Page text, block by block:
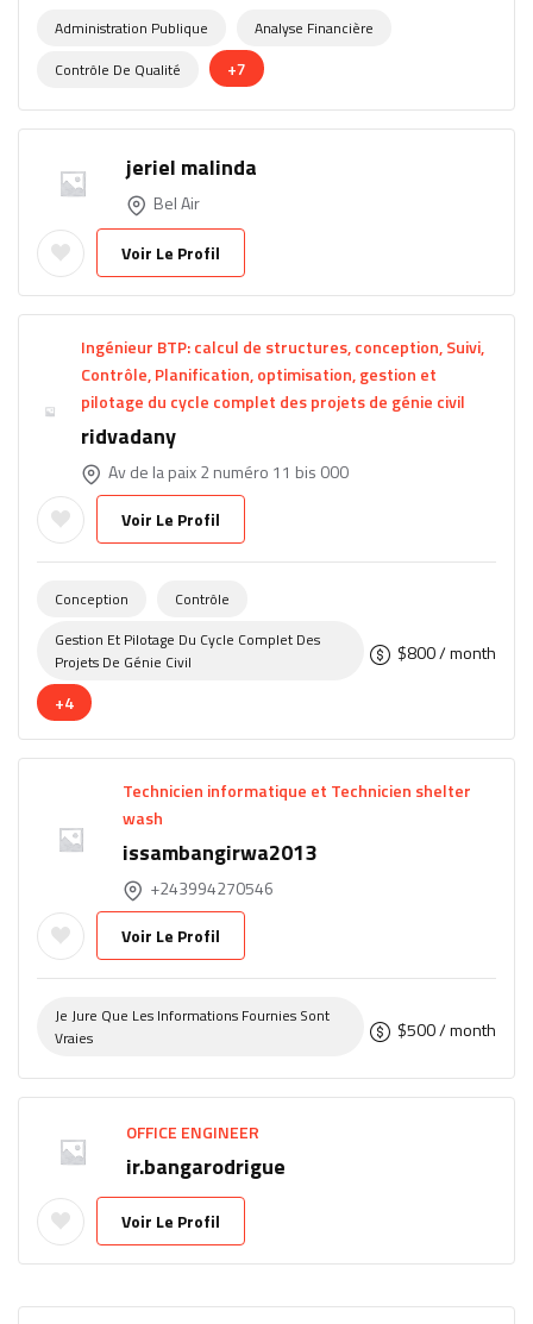
Administration Publique
Analyse Financière
Contrôle De Qualité
+7
jeriel malinda
Bel Air
Voir Le Profil
Ingénieur BTP: calcul de structures, conception, Suivi,
Contrôle, Planification, optimisation, gestion et
pilotage du cycle complet des projets de génie civil
ridvadany
Av de la paix 2 numéro 11 bis 000
Voir Le Profil
Conception
Contrôle
Gestion Et Pilotage Du Cycle Complet Des
Projets De Génie Civil
+4
$800/ month
Technicien informatique et Technicien shelter
wash
issambangirwa2013
+243994270546
Voir Le Profil
Je Jure Que Les Informations Fournies Sont
Vraies
$500/ month
OFFICE ENGINEER
ir.bangarodrigue
Voir Le Profil